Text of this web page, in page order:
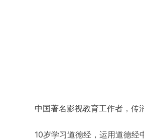
中国著名影视教育工作者，传
10岁学习道德经，运用道德经